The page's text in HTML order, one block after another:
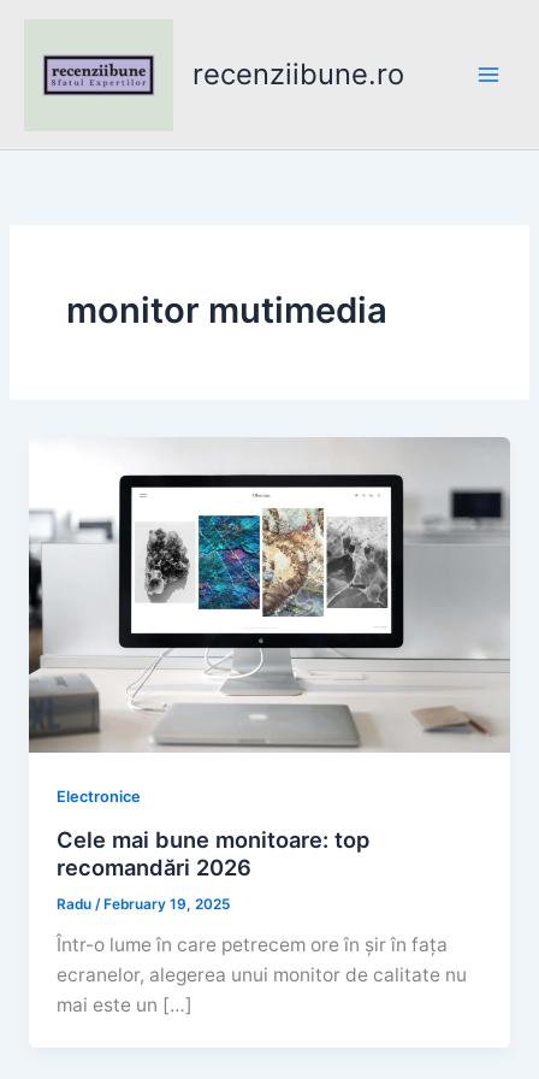
content
recenziibune.ro
monitor mutimedia
Electronice
Cele mai bune monitoare: top
recomandări 2026
Radu /February 19, 2025
Într-o lume în care petrecem ore în șir în fața
ecranelor, alegerea unui monitor de calitate nu
mai este un […]